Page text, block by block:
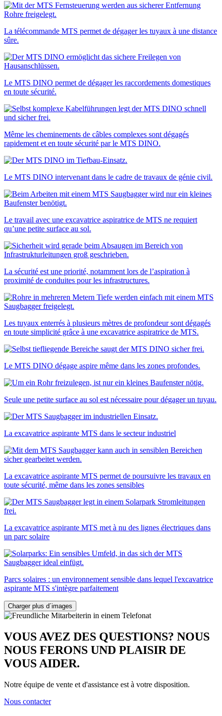
La télécommande MTS permet de dégager les tuyaux à une distance
sûre.
Le MTS DINO permet de dégager les raccordements domestiques
en toute sécurité.
Même les cheminements de câbles complexes sont dégagés
rapidement et en toute sécurité par le MTS DINO.
Le MTS DINO intervenant dans le cadre de travaux de génie civil.
Le travail avec une excavatrice aspiratrice de MTS ne requiert
qu’une petite surface au sol.
La sécurité est une priorité, notamment lors de l’aspiration à
proximité de conduites pour les infrastructures.
Les tuyaux enterrés à plusieurs mètres de profondeur sont dégagés
en toute simplicité grâce à une excavatrice aspiratrice de MTS.
Le MTS DINO dégage aspire même dans les zones profondes.
Seule une petite surface au sol est nécessaire pour dégager un tuyau.
La excavatrice aspirante MTS dans le secteur industriel
La excavatrice aspirante MTS permet de poursuivre les travaux en
toute sécurité, même dans les zones sensibles
La excavatrice aspirante MTS met à nu des lignes électriques dans
un parc solaire
Parcs solaires : un environnement sensible dans lequel l'excavatrice
aspirante MTS s'intègre parfaitement
Charger plus d´images
VOUS AVEZ DES QUESTIONS? NOUS
NOUS FERONS UND PLAISIR DE
VOUS AIDER.
Notre équipe de vente et d'assistance est à votre disposition.
Nous contacter